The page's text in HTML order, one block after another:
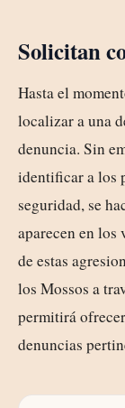
Solicitan
Hasta el
localizar a una
denuncia. Sin
identificar a los
seguridad, se
aparecen en los
de estas
los Mossos a
permitirá
denuncias